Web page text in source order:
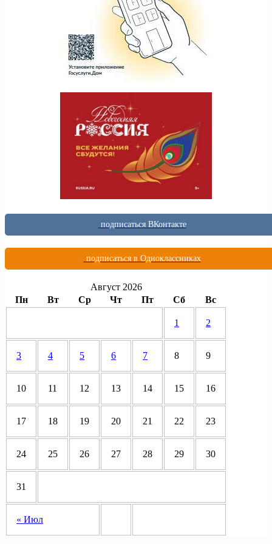
подписаться ВКонтакте
подписаться в Одноклассниках
Август 2026
Пн
Вт Ср Чт Пт Сб Вс
« Июл
1 2
3 4 5 6 7 8 9
10 11 12 13 14 15 16
17 18 19 20 21 22 23
24 25 26 27 28 29 30
31